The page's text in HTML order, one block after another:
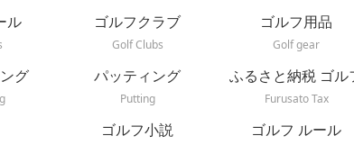
ル
ゴルフクラブ
Golf Clubs
ゴルフ用品
Golf gear
グ
パッティング
Putting
ふるさと納税 ゴル
Furusato Tax
ゴルフ小説
ゴルフ ルール